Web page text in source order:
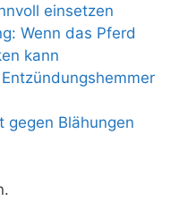
einsetzen
Wenn das Pferd
kann
gegen Blähungen